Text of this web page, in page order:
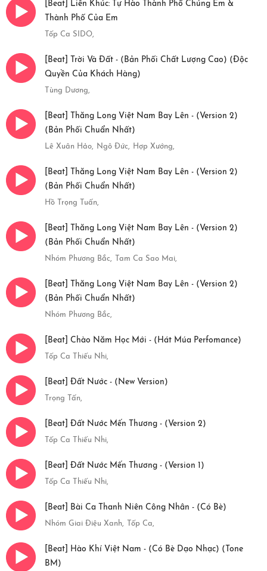
[Beat] Liên Khúc: Tự Hào Thành Phố Chúng Em &
Thành Phố Của Em
Tốp Ca SIDO,
[Beat] Trời Và Đất - (Bản Phối Chất Lượng Cao) (Độc
Quyền Của Khách Hàng)
Tùng Dương,
[Beat] Thăng Long Việt Nam Bay Lên - (Version 2)
(Bản Phối Chuẩn Nhất)
Lê Xuân Hảo, Ngô Đức, Hợp Xướng,
[Beat] Thăng Long Việt Nam Bay Lên - (Version 2)
(Bản Phối Chuẩn Nhất)
Hồ Trọng Tuấn,
[Beat] Thăng Long Việt Nam Bay Lên - (Version 2)
(Bản Phối Chuẩn Nhất)
Nhóm Phương Bắc, Tam Ca Sao Mai,
[Beat] Thăng Long Việt Nam Bay Lên - (Version 2)
(Bản Phối Chuẩn Nhất)
Nhóm Phương Bắc,
[Beat] Chào Năm Học Mới - (Hát Múa Perfomance)
Tốp Ca Thiếu Nhi,
[Beat] Đất Nước - (New Version)
Trọng Tấn,
[Beat] Đất Nước Mến Thương - (Version 2)
Tốp Ca Thiếu Nhi,
[Beat] Đất Nước Mến Thương - (Version 1)
Tốp Ca Thiếu Nhi,
[Beat] Bài Ca Thanh Niên Công Nhân - (Có Bè)
Nhóm Giai Điệu Xanh, Tốp Ca,
[Beat] Hào Khí Việt Nam - (Có Bè Dạo Nhạc) (Tone
BM)